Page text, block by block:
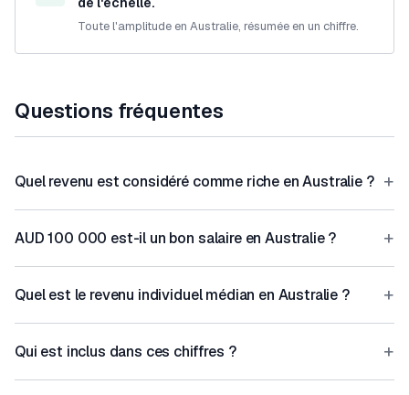
Toute l'amplitude en Australie, résumée en un chiffre.
Questions fréquentes
Quel revenu est considéré comme riche en Australie ? +
AUD 100 000 est-il un bon salaire en Australie ? +
Quel est le revenu individuel médian en Australie ? +
Qui est inclus dans ces chiffres ? +